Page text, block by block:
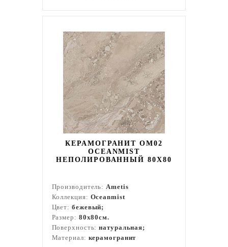
КЕРАМОГРАНИТ OM02
OCEANMIST
НЕПОЛИРОВАННЫЙ 80X80
Производитель:Ametis
Коллекция: Oceanmist
Цвет: бежевый;
Размер: 80x80см.
Поверхность:натуральная;
Материал: керамогранит